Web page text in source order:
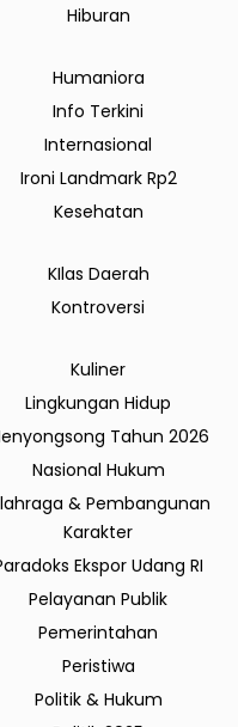
Hiburan
Humaniora
Info Terkini
Internasional
Ironi Landmark Rp2
Kesehatan
KIlas Daerah
Kontroversi
Kuliner
Lingkungan Hidup
Tahun 2026
Nasional Hukum
& Pembangunan
Karakter
Ekspor Udang RI
Pelayanan Publik
Pemerintahan
Peristiwa
Politik & Hukum